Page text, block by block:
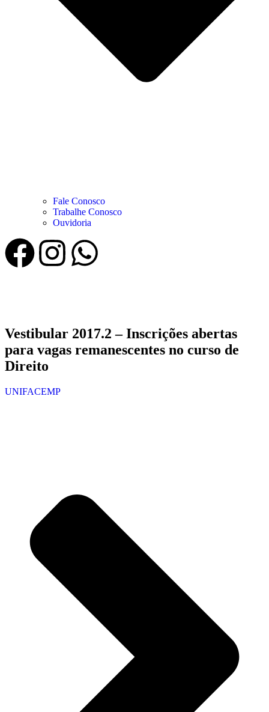
Fale Conosco
Trabalhe Conosco
Ouvidoria
Vestibular 2017.2 – Inscrições abertas
para vagas remanescentes no curso de
Direito
UNIFACEMP